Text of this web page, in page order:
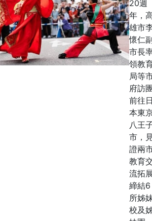
20週
年，
雄市
懷仁
市長
領教
局等
府訪
前往
本東
八王
市，
證兩
教育
流拓
締結6
所姊
校及